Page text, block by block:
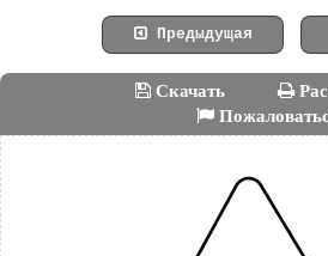
Предыдущая
Скачать